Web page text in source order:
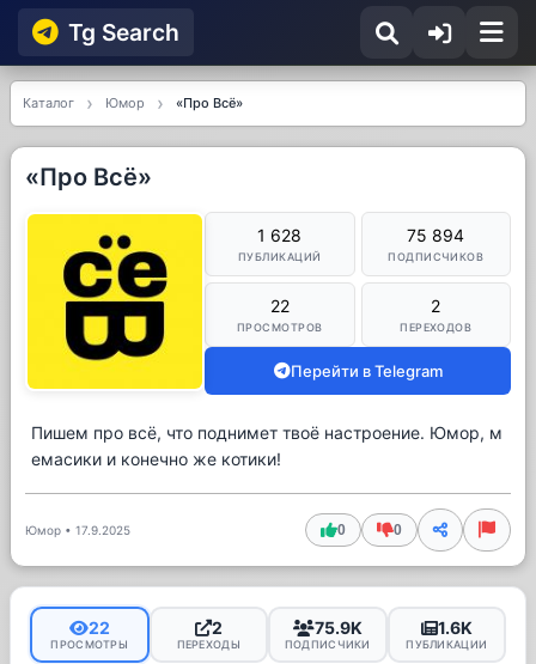
Tg Searсh
Каталог Юмор «Про Всё»
«Про Всё»
1 628
ПУБЛИКАЦИЙ
75 894
ПОДПИСЧИКОВ
22
ПРОСМОТРОВ
2
ПЕРЕХОДОВ
Перейти в Telegram
Пишем про всё, что поднимет твоё настроение. Юмор, м
емасики и конечно же котики!
Юмор • 17.9.2025 0 0
22
ПРОСМОТРЫ
2
ПЕРЕХОДЫ
75.9K
ПОДПИСЧИКИ
1.6K
ПУБЛИКАЦИИ